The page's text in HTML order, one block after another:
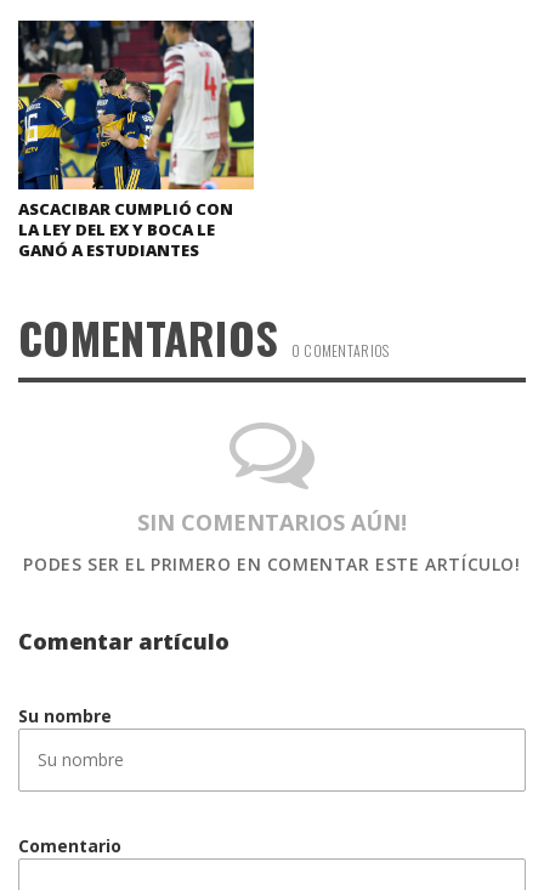
ASCACIBAR CUMPLIÓ CON
LA LEY DEL EX Y BOCA LE
GANÓ A ESTUDIANTES
COMENTARIOS 0 COMENTARIOS
SIN COMENTARIOS AÚN!
PODES SER EL PRIMERO EN COMENTAR ESTE ARTÍCULO!
Comentar artículo
Su nombre
Comentario